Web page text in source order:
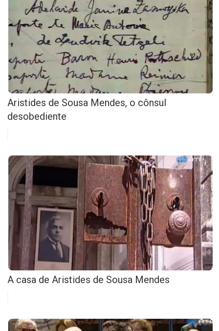
Aristides de Sousa Mendes, o cônsul
desobediente
A casa de Aristides de Sousa Mendes